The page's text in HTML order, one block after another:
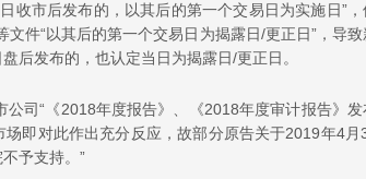
收市后发布的，以其后的第一个交易日为实施日”，
件“以其后的第一个交易日为揭露日/更正日”，导致
后发布的，也认定当日为揭露日/更正日。
司“《2018年度报告》、《2018年度审计报告》发
即对此作出充分反应，故部分原告关于2019年4月
予支持。”